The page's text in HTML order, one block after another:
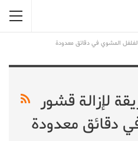
المشوي في دقائق معدودة
لإزالة قشور
دقائق معدودة